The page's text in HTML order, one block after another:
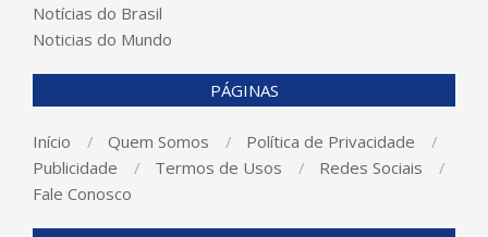
Notícias do Brasil
Noticias do Mundo
PÁGINAS
Início Quem Somos
Política de Privacidade
Publicidade
Termos de Usos
Redes Sociais
Fale Conosco